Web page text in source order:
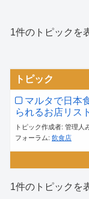
1件のトピックを
トピック
マルタで日本
られるお店リスト
トピック作成者: 管理人
フォーラム: 飲食店
1件のトピックを